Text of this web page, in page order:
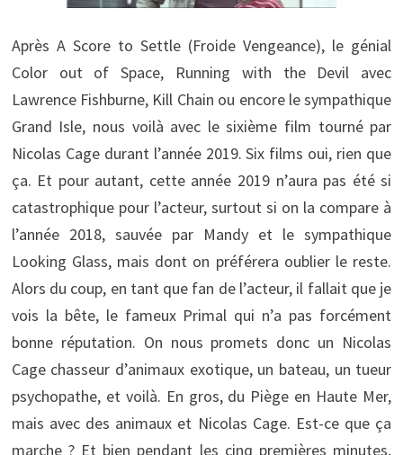
Après A Score to Settle (Froide Vengeance), le génial
Color out of Space, Running with the Devil avec
Lawrence Fishburne, Kill Chain ou encore le sympathique
Grand Isle, nous voilà avec le sixième film tourné par
Nicolas Cage durant l’année 2019. Six films oui, rien que
ça. Et pour autant, cette année 2019 n’aura pas été si
catastrophique pour l’acteur, surtout si on la compare à
l’année 2018, sauvée par Mandy et le sympathique
Looking Glass, mais dont on préférera oublier le reste.
Alors du coup, en tant que fan de l’acteur, il fallait que je
vois la bête, le fameux Primal qui n’a pas forcément
bonne réputation. On nous promets donc un Nicolas
Cage chasseur d’animaux exotique, un bateau, un tueur
psychopathe, et voilà. En gros, du Piège en Haute Mer,
mais avec des animaux et Nicolas Cage. Est-ce que ça
marche ? Et bien pendant les cinq premières minutes,